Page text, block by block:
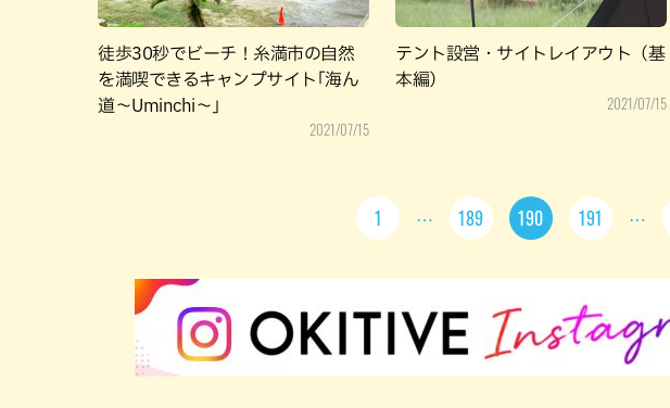
徒歩30秒でビーチ！糸満市の自然
を満喫できるキャンプサイト｢海ん
道～Uminchi～｣
2021/07/15
テント設営・サイトレイアウト（基
本編）
2021/07/15
1 189 190 191